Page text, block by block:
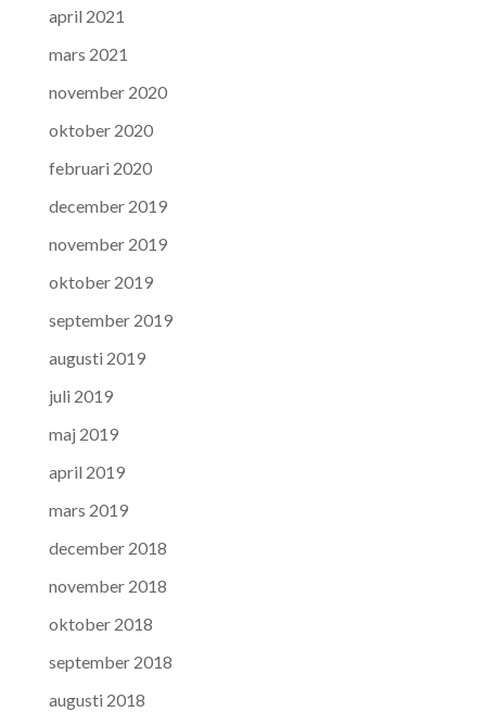
april 2021
mars 2021
november 2020
oktober 2020
februari 2020
december 2019
november 2019
oktober 2019
september 2019
augusti 2019
juli 2019
maj 2019
april 2019
mars 2019
december 2018
november 2018
oktober 2018
september 2018
augusti 2018